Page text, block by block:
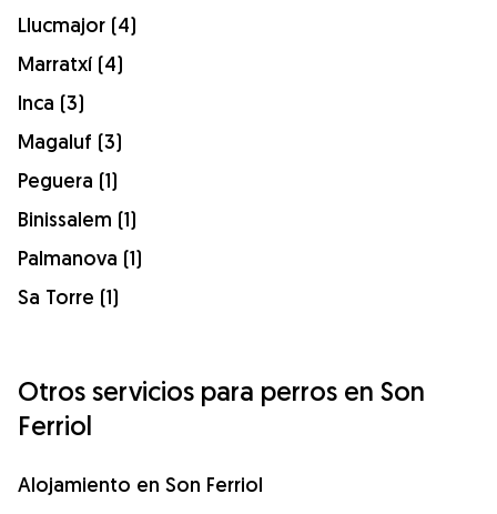
Llucmajor (4)
Marratxí (4)
Inca (3)
Magaluf (3)
Peguera (1)
Binissalem (1)
Palmanova (1)
Sa Torre (1)
Otros servicios para perros en Son
Ferriol
Alojamiento en Son Ferriol